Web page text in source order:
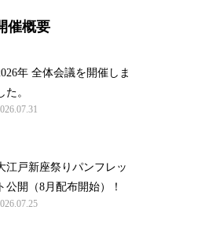
催概要
年 全体会議を開催しま
た。
江戸新座祭りパンフレッ
ト公開（8月配布開始）！